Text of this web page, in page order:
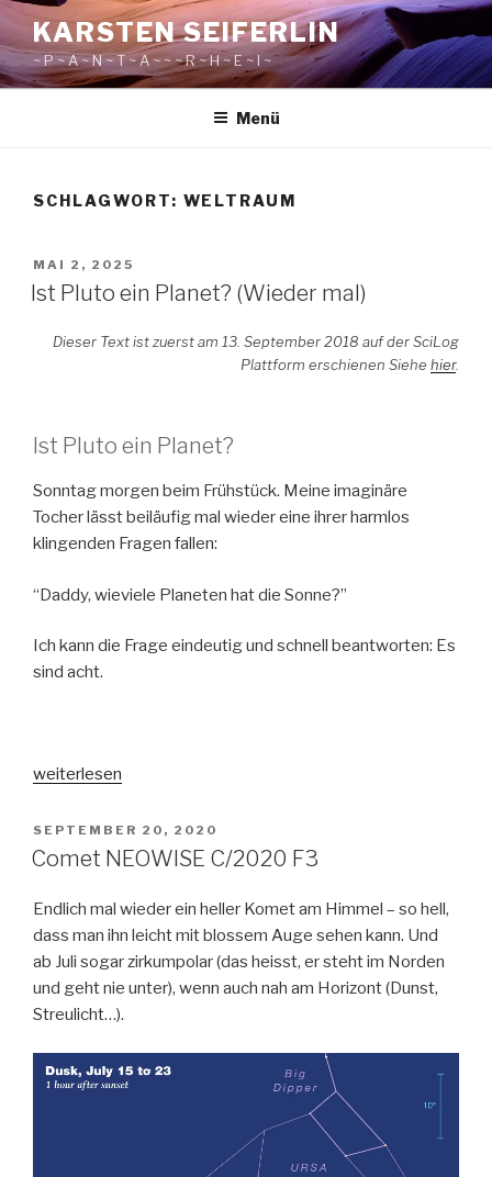
Zum
Inhalt
springen
KARSTEN SEIFERLIN
~ P ~ A ~ N ~ T ~ A ~ ~ ~ R ~ H ~ E ~ I ~
Menü
SCHLAGWORT: WELTRAUM
VERÖFFENTLICHT
AM
MAI 2, 2025
Ist Pluto ein Planet? (Wieder mal)
Dieser Text ist zuerst am 13. September 2018 auf der SciLog
Plattform erschienen Siehe hier.
Ist Pluto ein Planet?
Sonntag morgen beim Frühstück. Meine imaginäre
Tocher lässt beiläufig mal wieder eine ihrer harmlos
klingenden Fragen fallen:
“Daddy, wieviele Planeten hat die Sonne?”
Ich kann die Frage eindeutig und schnell beantworten: Es
sind acht.
„Ist
ein
Planet?
mal)“
weiterlesen
VERÖFFENTLICHT
AM
SEPTEMBER 20, 2020
Comet NEOWISE C/2020 F3
Endlich mal wieder ein heller Komet am Himmel – so hell,
dass man ihn leicht mit blossem Auge sehen kann. Und
ab Juli sogar zirkumpolar (das heisst, er steht im Norden
und geht nie unter), wenn auch nah am Horizont (Dunst,
Streulicht…).